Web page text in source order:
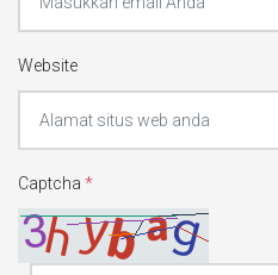
Website
Captcha *